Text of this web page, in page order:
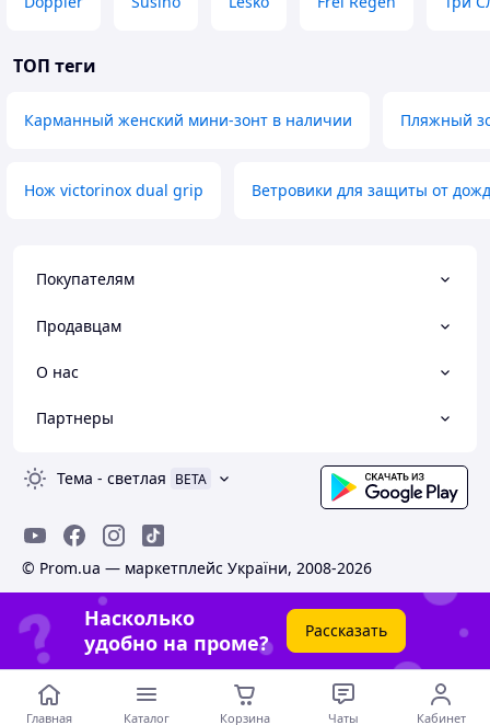
ТОП теги
Карманный женский мини-зонт в наличии Пляжный
Нож victorinox dual grip Ветровики для защиты от
Покупателям
Продавцам
О нас
Партнеры
Тема - светлая BETA
© Prom.ua — маркетплейс України, 2008-2026
Насколько
удобно на проме?
Рассказать
Главная Каталог Корзина Чаты Кабинет